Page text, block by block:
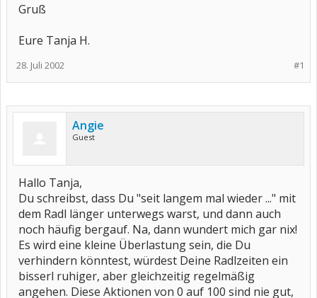
Gruß
Eure Tanja H.
#1
28. Juli 2002
Angie
Guest
Hallo Tanja,
Du schreibst, dass Du "seit langem mal wieder ..." mit
dem Radl länger unterwegs warst, und dann auch
noch häufig bergauf. Na, dann wundert mich gar nix!
Es wird eine kleine Überlastung sein, die Du
verhindern könntest, würdest Deine Radlzeiten ein
bisserl ruhiger, aber gleichzeitig regelmäßig
angehen. Diese Aktionen von 0 auf 100 sind nie gut,